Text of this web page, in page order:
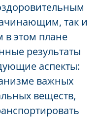
так и
этом плане
результаты
аспекты:
важных
веществ,